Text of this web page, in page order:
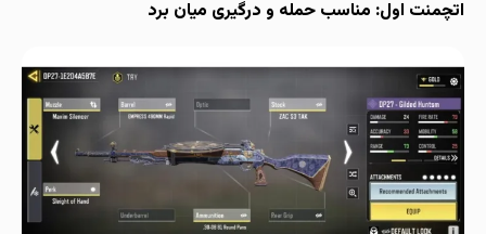
اتچمنت اول: مناسب حمله و درگیری میان‌ برد